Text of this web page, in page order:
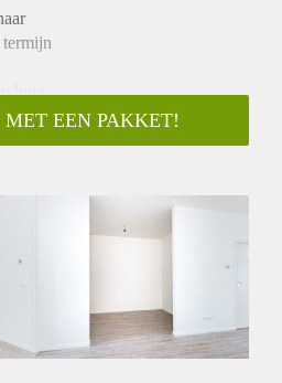
huur
MET EEN PAKKET!